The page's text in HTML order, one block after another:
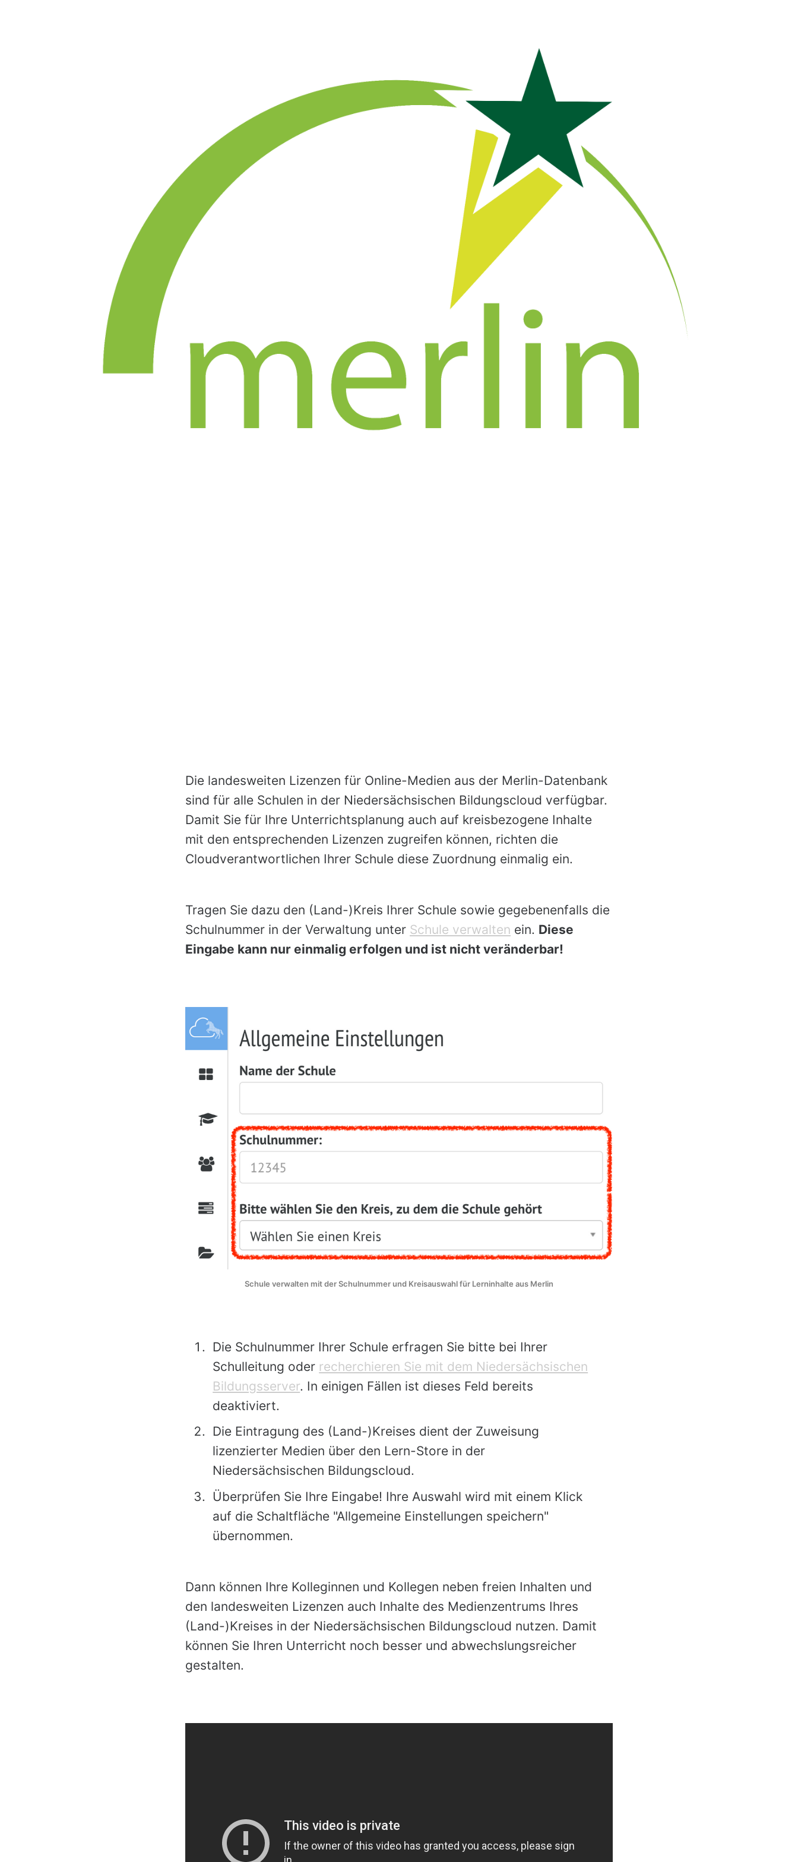
Die landesweiten Lizenzen für Online-Medien aus der Merlin-Datenbank
sind für alle Schulen in der Niedersächsischen Bildungscloud verfügbar.
Damit Sie für Ihre Unterrichtsplanung auch auf kreisbezogene Inhalte
mit den entsprechenden Lizenzen zugreifen können, richten die
Cloudverantwortlichen Ihrer Schule diese Zuordnung einmalig ein.
Tragen Sie dazu den (Land-)Kreis Ihrer Schule sowie gegebenenfalls die
Schulnummer in der Verwaltung unter Schule verwalten ein. Diese
Eingabe kann nur einmalig erfolgen und ist nicht veränderbar!
Schule verwalten mit der Schulnummer und Kreisauswahl für Lerninhalte aus Merlin
Die Schulnummer Ihrer Schule erfragen Sie bitte bei Ihrer
Schulleitung oder recherchieren Sie mit dem Niedersächsischen
Bildungsserver. In einigen Fällen ist dieses Feld bereits
deaktiviert.
Die Eintragung des (Land-)Kreises dient der Zuweisung
lizenzierter Medien über den Lern-Store in der
Niedersächsischen Bildungscloud.
Überprüfen Sie Ihre Eingabe! Ihre Auswahl wird mit einem Klick
auf die Schaltfläche "Allgemeine Einstellungen speichern"
übernommen.
Dann können Ihre Kolleginnen und Kollegen neben freien Inhalten und
den landesweiten Lizenzen auch Inhalte des Medienzentrums Ihres
(Land-)Kreises in der Niedersächsischen Bildungscloud nutzen. Damit
können Sie Ihren Unterricht noch besser und abwechslungsreicher
gestalten.